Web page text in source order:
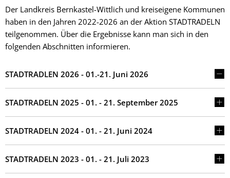
Bachelor of Arts
Praktikum
Öffentliche Bekanntmachungen
Bankverbindungen
Kreishaus & Fritz von Wille
E-Rechnungen
LEADER
Angebote
Wohnen im
Der Landkreis Bernkastel-Wittlich und kreiseigene Kommunen
haben in den Jahren 2022-2026 an der Aktion STADTRADELN
teilgenommen. Über die Ergebnisse kann man sich in den
folgenden Abschnitten informieren.
STADTRADLEN 2026 - 01.-21. Juni 2026
STADTRADELN 2025 - 01. - 21. September 2025
STADTRADELN 2024 - 01. - 21. Juni 2024
STADTRADELN 2023 - 01. - 21. Juli 2023